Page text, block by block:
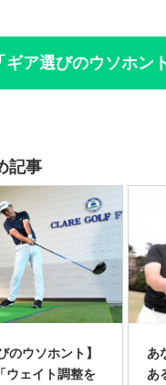
「ギア選びのウソホン
記事
のウソホント】
ェイト調整を
あ
あ